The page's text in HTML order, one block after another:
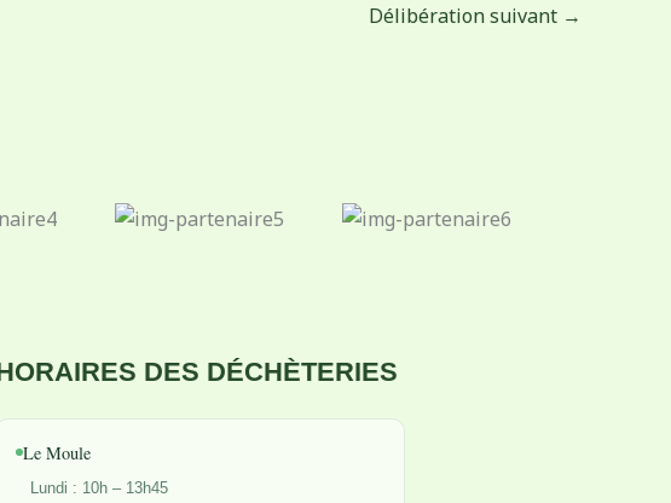
Délibération suivant →
DES DÉCHÈTERIES
Le Moule
Lundi : 10h – 13h45